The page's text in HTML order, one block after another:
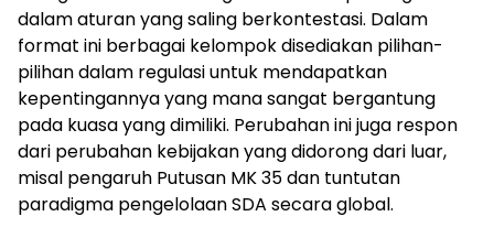
dalam aturan yang saling berkontestasi. Dalam
format ini berbagai kelompok disediakan pilihan-
pilihan dalam regulasi untuk mendapatkan
kepentingannya yang mana sangat bergantung
pada kuasa yang dimiliki. Perubahan ini juga respon
dari perubahan kebijakan yang didorong dari luar,
misal pengaruh Putusan MK 35 dan tuntutan
paradigma pengelolaan SDA secara global.